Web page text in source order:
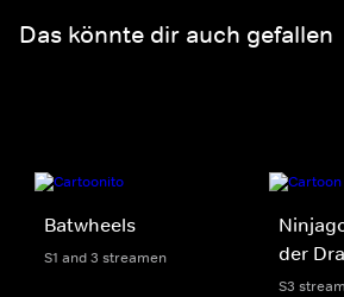
Das könnte dir auch gefallen
Batwheels
S1 and 3 streamen
der
S3